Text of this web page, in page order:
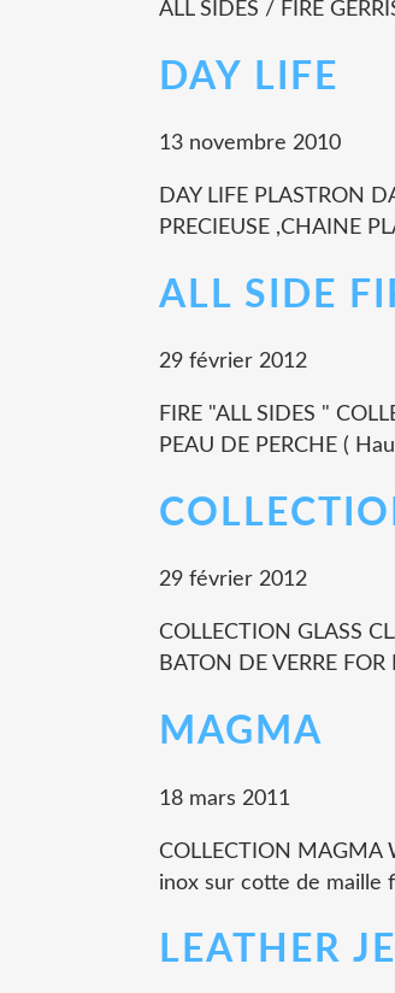
ALL SIDES / FIRE
DAY LIFE
13 novembre 2010
DAY LIFE PLASTRON
PRECIEUSE ,CHAINE
ALL SIDE
29 février 2012
FIRE "ALL SIDES "
PEAU DE PERCHE (
29 février 2012
COLLECTION GLASS
BATON DE VERRE
MAGMA
18 mars 2011
COLLECTION MAGMA
inox sur cotte de maille
LEATHER